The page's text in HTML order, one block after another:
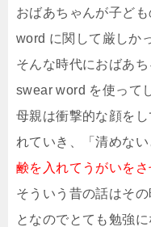
おばあちゃんが子ど
word に関して厳しか
そんな時代におばあ
swear word を使って
母親は衝撃的な顔を
れていき、「清めない
鹸を入れてうがいをさ
そういう昔の話はそ
となのでとても勉強に